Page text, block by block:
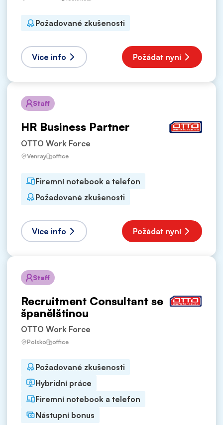
Požadované zkušenosti
Více info Požádat nyní
Staff
HR Business Partner
OTTO Work Force
Venray office
Firemní notebook a telefon
Požadované zkušenosti
Více info Požádat nyní
Staff
Recruitment Consultant se
španělštinou
OTTO Work Force
Polsko office
Požadované zkušenosti
Hybridní práce
Firemní notebook a telefon
Nástupní bonus